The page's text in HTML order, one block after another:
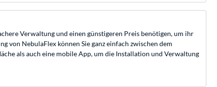
Verwaltung und einen günstigeren Preis benötigen, um ihr
NebulaFlex können Sie ganz einfach zwischen dem
als auch eine mobile App, um die Installation und Verwaltung